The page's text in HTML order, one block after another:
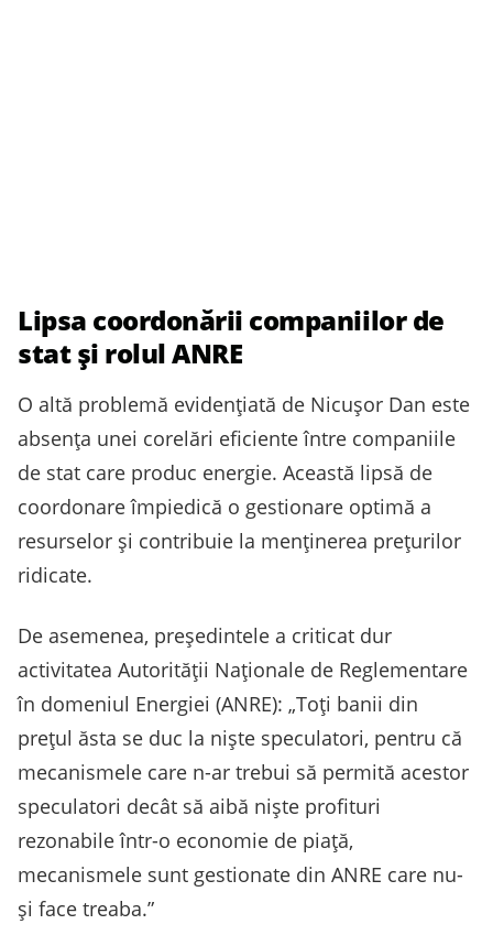
Lipsa coordonării companiilor de
stat și rolul ANRE
O altă problemă evidențiată de Nicușor Dan este
absența unei corelări eficiente între companiile
de stat care produc energie. Această lipsă de
coordonare împiedică o gestionare optimă a
resurselor și contribuie la menținerea prețurilor
ridicate.
De asemenea, președintele a criticat dur
activitatea Autorității Naționale de Reglementare
în domeniul Energiei (ANRE): „Toți banii din
prețul ăsta se duc la niște speculatori, pentru că
mecanismele care n-ar trebui să permită acestor
speculatori decât să aibă niște profituri
rezonabile într-o economie de piață,
mecanismele sunt gestionate din ANRE care nu-
și face treaba.”